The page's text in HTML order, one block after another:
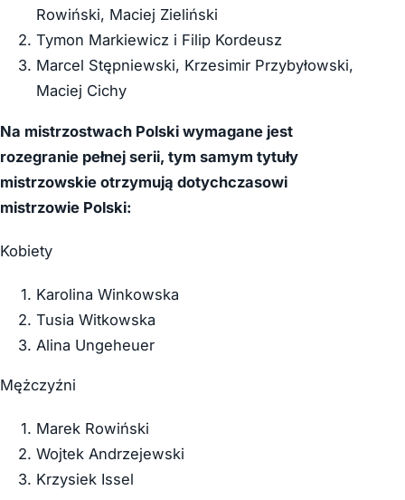
Rowiński, Maciej Zieliński
Tymon Markiewicz i Filip Kordeusz
Marcel Stępniewski, Krzesimir Przybyłowski,
Maciej Cichy
Na mistrzostwach Polski wymagane jest
rozegranie pełnej serii, tym samym tytuły
mistrzowskie otrzymują dotychczasowi
mistrzowie Polski:
Kobiety
Karolina Winkowska
Tusia Witkowska
Alina Ungeheuer
Mężczyźni
Marek Rowiński
Wojtek Andrzejewski
Krzysiek Issel